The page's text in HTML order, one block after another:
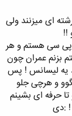
ای میزنند ولی
!!
سی هستم و هر
بزنم عمران چون
حد یه لیسانس ! پس
و هرچی جلو
حرفه ای بشینم
! :دی